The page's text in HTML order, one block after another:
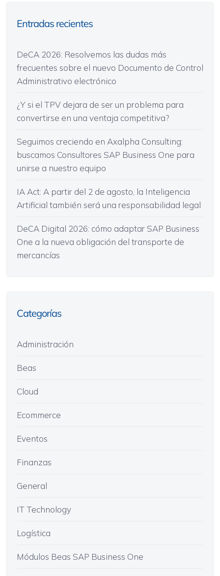
Entradas recientes
DeCA 2026: Resolvemos las dudas más
frecuentes sobre el nuevo Documento de Control
Administrativo electrónico
¿Y si el TPV dejara de ser un problema para
convertirse en una ventaja competitiva?
Seguimos creciendo en Axalpha Consulting:
buscamos Consultores SAP Business One para
unirse a nuestro equipo
IA Act: A partir del 2 de agosto, la Inteligencia
Artificial también será una responsabilidad legal
DeCA Digital 2026: cómo adaptar SAP Business
One a la nueva obligación del transporte de
mercancías
Categorías
Administración
Beas
Cloud
Ecommerce
Eventos
Finanzas
General
IT Technology
Logística
Módulos Beas SAP Business One